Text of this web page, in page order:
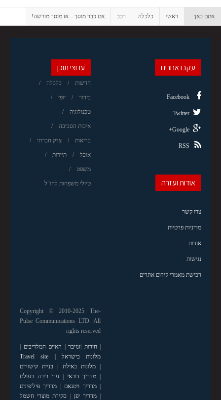
אתם כאן: ראשי כלכלה רכב אם כבר מוסך – אז מוסך מורשה!
ערוצי תוכן
חדשות כלכלה
בידור יופי
טכנולוגיה
איכות הסביבה
בריאות צדק חברתי
אוכל תיירות
משפט
טיולי משפחות לחו"ל
עקבו אחרינו
Facebook
Twitter
Google+
RSS
אודות ועזרה
צרו קשר
מדיניות פרטיות
אודות
נגישות
רכישת מאמרי קידום אתרים
Copyright © 2010-2025 The-
Pulse Communications LTD. All
rights reserved
|חידות |זנזיבר | האיים המלדיבים |
מלונות בישראל |
Travel site
|מלונות באילת | בניית קישורים
| מדריך דובאי | ערי בירה בעולם
|מדריך ויטנאם | מדריך פיליפינים
|מדריך יפן | סקירת מוצרי חשמל